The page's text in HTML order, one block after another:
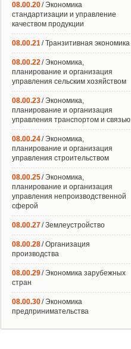
08.00.20/ Экономика
стандартизации и управление
качеством продукции
08.00.21/ Транзитивная экономика
08.00.22/ Экономика,
планирование и организация
управления сельским хозяйством
08.00.23/ Экономика,
планирование и организация
управления транспортом и связью
08.00.24/ Экономика,
планирование и организация
управления строительством
08.00.25/ Экономика,
планирование и организация
управления непроизводственной
сферой
08.00.27/ Землеустройство
08.00.28/ Организация
производства
08.00.29/ Экономика зарубежных
стран
08.00.30/ Экономика
предпринимательства